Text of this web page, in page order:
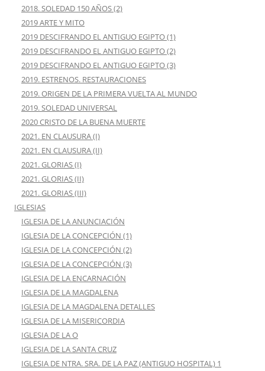
2018. SOLEDAD 150 AÑOS (2)
2019 ARTE Y MITO
2019 DESCIFRANDO EL ANTIGUO EGIPTO (1)
2019 DESCIFRANDO EL ANTIGUO EGIPTO (2)
2019 DESCIFRANDO EL ANTIGUO EGIPTO (3)
2019. ESTRENOS. RESTAURACIONES
2019. ORIGEN DE LA PRIMERA VUELTA AL MUNDO
2019. SOLEDAD UNIVERSAL
2020 CRISTO DE LA BUENA MUERTE
2021. EN CLAUSURA (I)
2021. EN CLAUSURA (II)
2021. GLORIAS (I)
2021. GLORIAS (II)
2021. GLORIAS (III)
IGLESIAS
IGLESIA DE LA ANUNCIACIÓN
IGLESIA DE LA CONCEPCIÓN (1)
IGLESIA DE LA CONCEPCIÓN (2)
IGLESIA DE LA CONCEPCIÓN (3)
IGLESIA DE LA ENCARNACIÓN
IGLESIA DE LA MAGDALENA
IGLESIA DE LA MAGDALENA DETALLES
IGLESIA DE LA MISERICORDIA
IGLESIA DE LA O
IGLESIA DE LA SANTA CRUZ
IGLESIA DE NTRA. SRA. DE LA PAZ (ANTIGUO HOSPITAL) 1